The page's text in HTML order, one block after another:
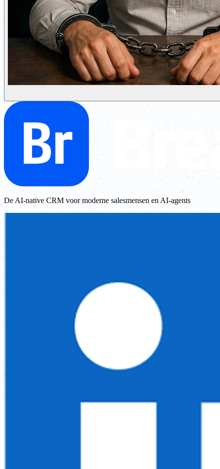
De AI-native CRM voor moderne salesmensen en AI-agents